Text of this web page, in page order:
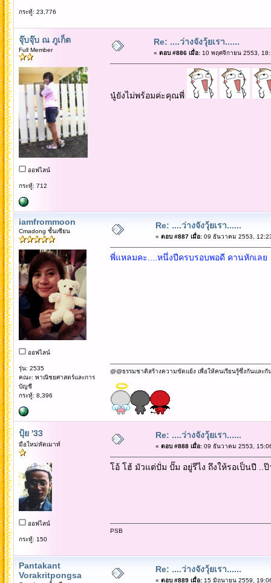
กระทู้: 23,776
จุ๊บจุ๊บ ณ ภูเก็ต
Full Member
ออฟไลน์
กระทู้: 712
Re: ....ว่างจังวุ้ยเรา......
« ตอบ #886 เมื่อ:10 พฤศจิกายน 2553,
นู๋ยังไม่พร้อมค่ะคุณพี่
iamfrommoon
Cmadong ชั้นเซียน
ออฟไลน์
รุ่น: 2535
คณะ: พาณิชยศาสตร์และการ
บัญชี
กระทู้: 8,396
Re: ....ว่างจังวุ้ยเรา......
« ตอบ #887 เมื่อ:09 ธันวาคม 2553,
พี่แหลมคะ....หนึ่งปีครบรอบพอดี คานหักเลย
@@ธรรมชาติสร้างความขัดแย้ง เพื่อให้คนเรียนรู้ซึ่งกันและกั
ปุ้ย '33
มือใหม่หัดเมาท์
ออฟไลน์
กระทู้: 150
Re: ....ว่างจังวุ้ยเรา......
« ตอบ #888 เมื่อ:09 ธันวาคม 2553,
โอ้ โฮ้ มัวแต่ปั่ม ปั๊ม อยู่รึไง ถึงให้รอเป็นปี ..
PSB
Pantakant
Vorakritpongsa
Re: ....ว่างจังวุ้ยเรา......
« ตอบ #889 เมื่อ:15 มิถุนายน 2559,